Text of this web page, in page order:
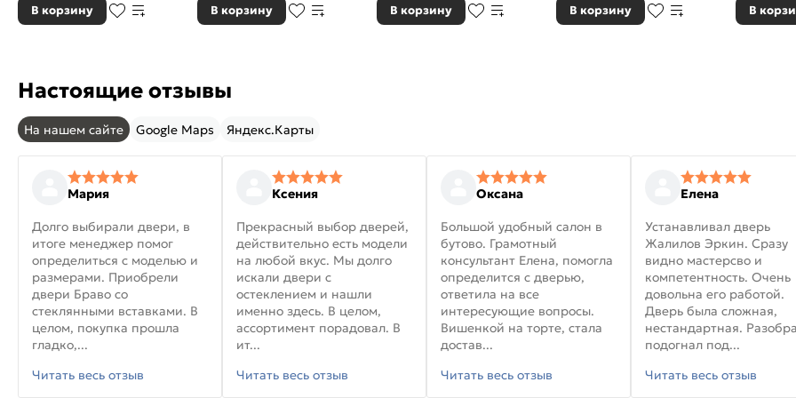
В корзину В корзину В корзину В корзину В
Настоящие отзывы
На нашем сайте Google Maps Яндекс.Карты
Мария
Долго выбирали двери, в
итоге менеджер помог
определиться с моделью и
размерами. Приобрели
двери Браво со
стеклянными вставками. В
целом, покупка прошла
гладко,...
Читать весь отзыв
Ксения
Прекрасный выбор дверей,
действительно есть модели
на любой вкус. Мы долго
искали двери с
остеклением и нашли
именно здесь. В целом,
ассортимент порадовал. В
ит...
Читать весь отзыв
Оксана
Большой удобный салон в
бутово. Грамотный
консультант Елена, помогла
определится с дверью,
ответила на все
интересующие вопросы.
Вишенкой на торте, стала
достав...
Читать весь отзыв
Елена
Устанавливал дверь
Жалилов Эркин. Сразу
видно мастерсво и
компетентность. Очень
довольна его работой.
Дверь была сложная,
нестандартная.
подогнал под...
Читать весь отзыв